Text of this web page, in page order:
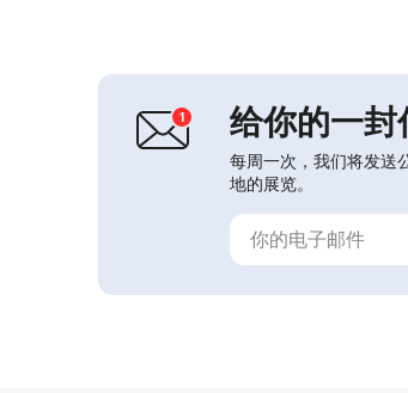
给你的一封
每周一次，我们将发送
地的展览。